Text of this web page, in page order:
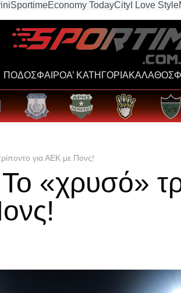
SportimeEconomy TodayCity I Love Style
ΠΟΔΟΣΦΑΙΡΟΑ’ ΚΑΤΗΓΟΡΙΑ
για ΑΕΚ με Πονς!
Το «χρυσό»